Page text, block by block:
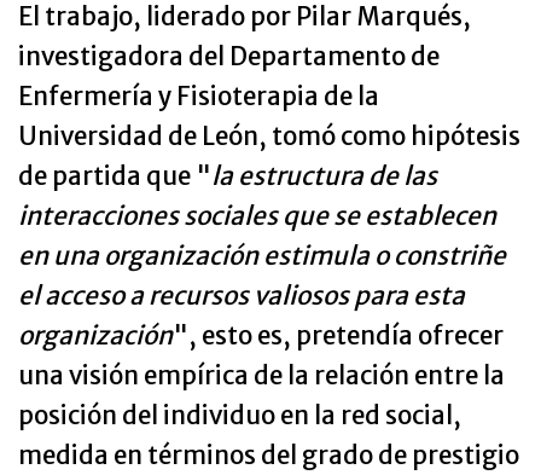
El trabajo, liderado por Pilar Marqués,
investigadora del Departamento de
Enfermería y Fisioterapia de la
Universidad de León, tomó como hipótesis
de partida que "la estructura de las
interacciones sociales que se establecen
en una organización estimula o constriñe
el acceso a recursos valiosos para esta
organización", esto es, pretendía ofrecer
una visión empírica de la relación entre la
posición del individuo en la red social,
medida en términos del grado de prestigio